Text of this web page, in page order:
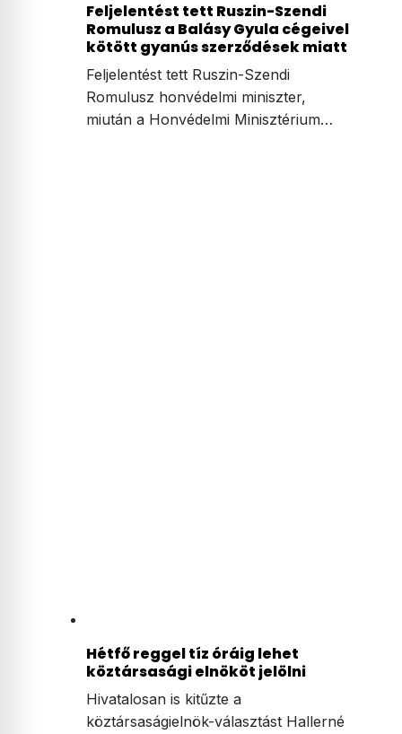
Feljelentést tett Ruszin-Szendi
Romulusz a Balásy Gyula cégeivel
kötött gyanús szerződések miatt
Feljelentést tett Ruszin-Szendi
Romulusz honvédelmi miniszter,
miután a Honvédelmi Minisztérium…
Hétfő reggel tíz óráig lehet
köztársasági elnököt jelölni
Hivatalosan is kitűzte a
köztársaságielnök-választást Hallerné